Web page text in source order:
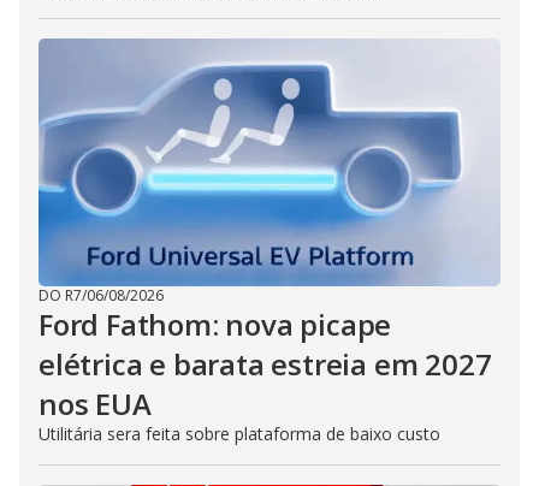
DO R7/06/08/2026
Ford Fathom: nova picape
elétrica e barata estreia em 2027
nos EUA
Utilitária sera feita sobre plataforma de baixo custo